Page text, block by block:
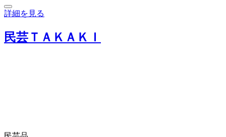
詳細を見る
民芸ＴＡＫＡＫＩ